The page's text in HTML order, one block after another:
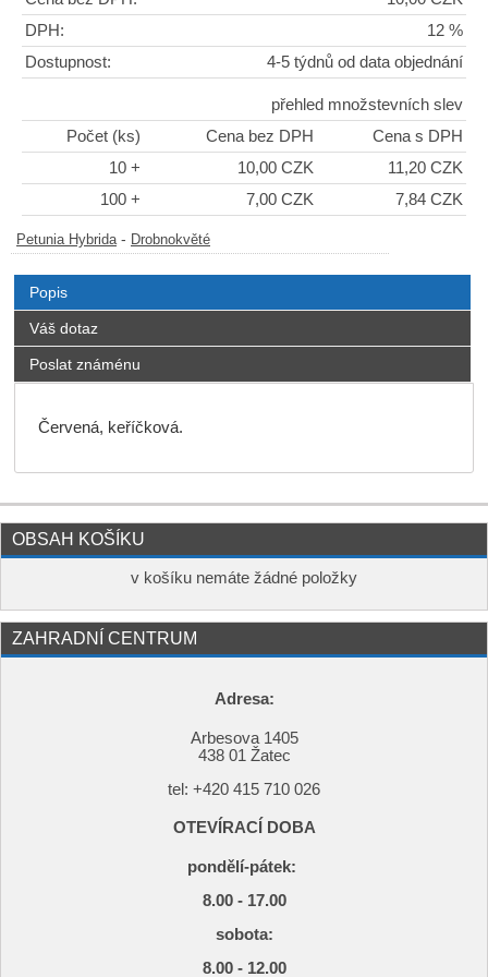
DPH:
12 %
Dostupnost:
4-5 týdnů od data objednání
přehled množstevních slev
Počet (ks)
Cena bez DPH
Cena s DPH
10 +
10,00 CZK
11,20 CZK
100 +
7,00 CZK 7,84 CZK
Petunia Hybrida - Drobnokvěté
Popis
Váš dotaz
Poslat známénu
Červená, keříčková.
OBSAH KOŠÍKU
v košíku nemáte žádné položky
ZAHRADNÍ CENTRUM
Adresa:
Arbesova 1405
438 01 Žatec
tel: +420 415 710 026
OTEVÍRACÍ DOBA
pondělí-pátek:
8.00 - 17.00
sobota:
8.00 - 12.00